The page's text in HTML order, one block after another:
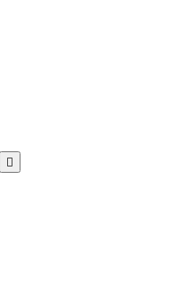
